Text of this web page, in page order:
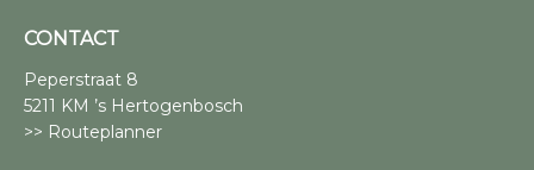
CONTACT
Peperstraat 8
5211 KM ’s Hertogenbosch
>> Routeplanner